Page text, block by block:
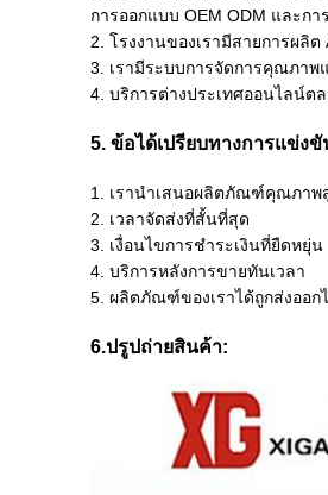
การออกแบบ OEM ODM และกา
2. โรงงานของเรามีสายการผลิต
3. เรามีระบบการจัดการคุณภาพ
4. บริการต่างประเทศออนไลน์ต
5. ข้อได้เปรียบทางการแข่งขั
1. เรานำเสนอผลิตภัณฑ์คุณภาพ
2. เวลาจัดส่งที่สั้นที่สุด
3. เงื่อนไขการชำระเงินที่ยืดหยุ่น
4. บริการหลังการขายทันเวลา
5. ผลิตภัณฑ์ของเราได้ถูกส่งออก
6.ปรูปถ่ายสินค้า: